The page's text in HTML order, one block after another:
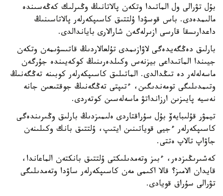
بۇل تۋرالى ول الماتىدا وتكەن پالاتانىڭ وڭىرلىك كەڭەسىندە
مالىمدەدى. باس قوسۋدا ۇلتتىق كاسىپكەرلەر پالاتاسىنىڭ
داعدارىسقا قارسى ازىرلەگەن شارالارى باياندالدى.
بارلىق دەڭگەيدەگى لاۋازىمدى تۇلعالاردىڭ قاتىسۋىمەن وتكەن
جيىندا الماتىداعى بيزنەس وكىلدەرىنىڭ كوكەيىندە جۇرگەن
ماسەلەلەر دە تىڭدالدى. الماتىلىق كاسىپكەرلەر كوبىنە تەڭگەنىڭ
وتىمدىلىگى تومەندىگىن، ءتىپتى تەڭگەنىڭ جوقتىعىن جانە
نەسيە پايىزىن ارزانداتۋ ماسەلەسىن كوتەردى.
تيمۋر قۇلىبايەۆ بۇل سۇراقتاردى ەلىمىزدىڭ بارلىق وڭىرىندەگى
كاسىپكەرلەر ءجيى قوياتىنىن ايتىپ، ۇلتتىق بانك وكىلىنەن
جاۋاپ تالاپ ەتتى.
كەشىرىڭىزدەر، ءبىز وتەمدىلىكتى ۇلتتىق بانكتەن الماعاندا،
قايدان الامىز؟ قالا اكىمى مەن كاسىپكەرلەر ساۋدا وتەمدىلىگى
تۋرالى سۇراق قويادى.